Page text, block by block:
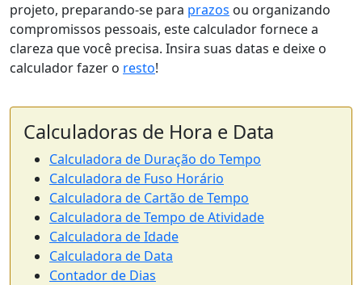
projeto, preparando-se para prazos ou organizando
compromissos pessoais, este calculador fornece a
clareza que você precisa. Insira suas datas e deixe o
calculador fazer o resto!
Calculadoras de Hora e Data
Calculadora de Duração do Tempo
Calculadora de Fuso Horário
Calculadora de Cartão de Tempo
Calculadora de Tempo de Atividade
Calculadora de Idade
Calculadora de Data
Contador de Dias